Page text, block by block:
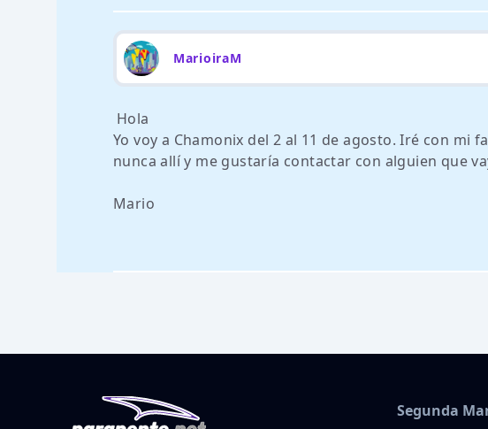
MarioiraM
Hola
Yo voy a Chamonix del 2 al 11 de agosto. Iré con mi
nunca allí y me gustaría contactar con alguien que
Mario
Segunda